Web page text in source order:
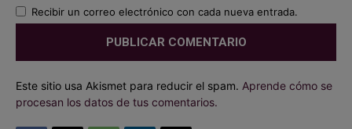
Recibir un correo electrónico con cada nueva entrada.
Este sitio usa Akismet para reducir el spam. Aprende cómo se
procesan los datos de tus comentarios.